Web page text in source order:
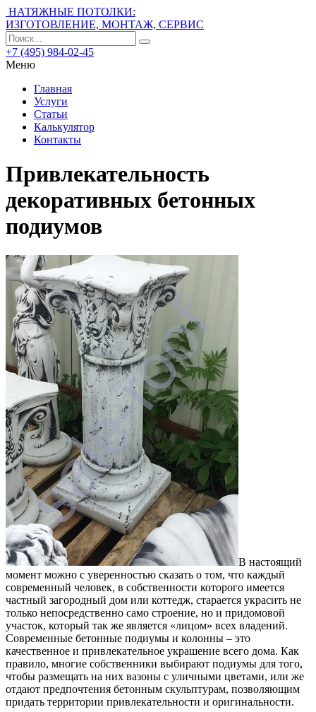
НАТЯЖНЫЕ ПОТОЛКИ:
ИЗГОТОВЛЕНИЕ, МОНТАЖ, СЕРВИС
+7 (495) 984-02-45
Меню
Главная
Услуги
Статьи
Калькулятор
Контакты
Привлекательность
декоративных бетонных
подиумов
В настоящий
момент можно с уверенностью сказать о том, что каждый
современный человек, в собственности которого имеется
частный загородный дом или коттедж, старается украсить не
только непосредственно само строение, но и придомовой
участок, который так же является «лицом» всех владений.
Современные бетонные подиумы и колонны – это
качественное и привлекательное украшение всего дома. Как
правило, многие собственники выбирают подиумы для того,
чтобы размещать на них вазоны с уличными цветами, или же
отдают предпочтения бетонным скульптурам, позволяющим
придать территории привлекательности и оригинальности.